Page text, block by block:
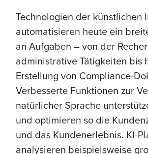
Technologien der künstlichen
automatisieren heute ein
an Aufgaben – von der
administrative Tätigkeiten bis
Erstellung von Compliance-
Verbesserte Funktionen zur
natürlicher Sprache
und optimieren so die
und das Kundenerlebnis. KI-
analysieren beispielsweise